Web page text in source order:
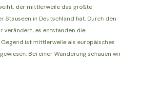
der mittlerweile das größte
Stauseen in Deutschland hat. Durch den
verändert, es entstanden die
ist mittlerweile als europäisches
Bei einer Wanderung schauen wir